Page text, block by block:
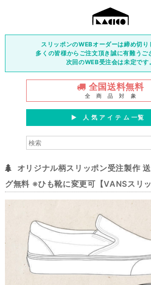
スリッポンのWEBオーダーは締め切り
多くの皆様からご注文頂き誠に有難うご
次回のWEB受注会は未定です。
全国送料無料
全 商 品 対 象
▶︎ 人 気 ア イ テ ム 一覧
オリジナル柄スリッポン受注製作
グ無料 ※ひも靴に変更可【VANSスリッ